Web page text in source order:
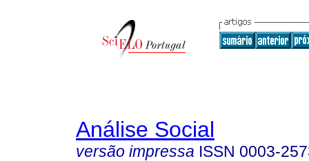
Análise Social
versão impressa ISSN 0003-